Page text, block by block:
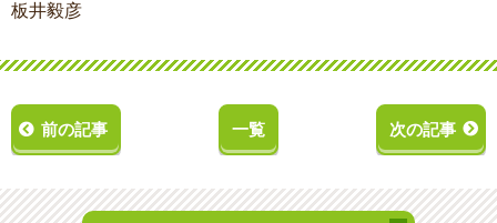
板井毅彦
前の記事 一覧 次の記事